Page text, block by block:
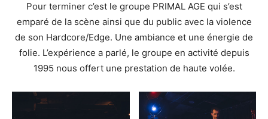
Pour terminer c’est le groupe PRIMAL AGE qui s’est
emparé de la scène ainsi que du public avec la violence
de son Hardcore/Edge. Une ambiance et une énergie de
folie. L’expérience a parlé, le groupe en activité depuis
1995 nous offert une prestation de haute volée.